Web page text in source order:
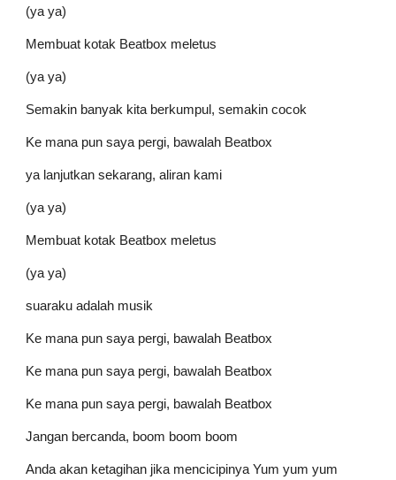
(ya ya)
Membuat kotak Beatbox meletus
(ya ya)
Semakin banyak kita berkumpul, semakin cocok
Ke mana pun saya pergi, bawalah Beatbox
ya lanjutkan sekarang, aliran kami
(ya ya)
Membuat kotak Beatbox meletus
(ya ya)
suaraku adalah musik
Ke mana pun saya pergi, bawalah Beatbox
Ke mana pun saya pergi, bawalah Beatbox
Ke mana pun saya pergi, bawalah Beatbox
Jangan bercanda, boom boom boom
Anda akan ketagihan jika mencicipinya Yum yum yum